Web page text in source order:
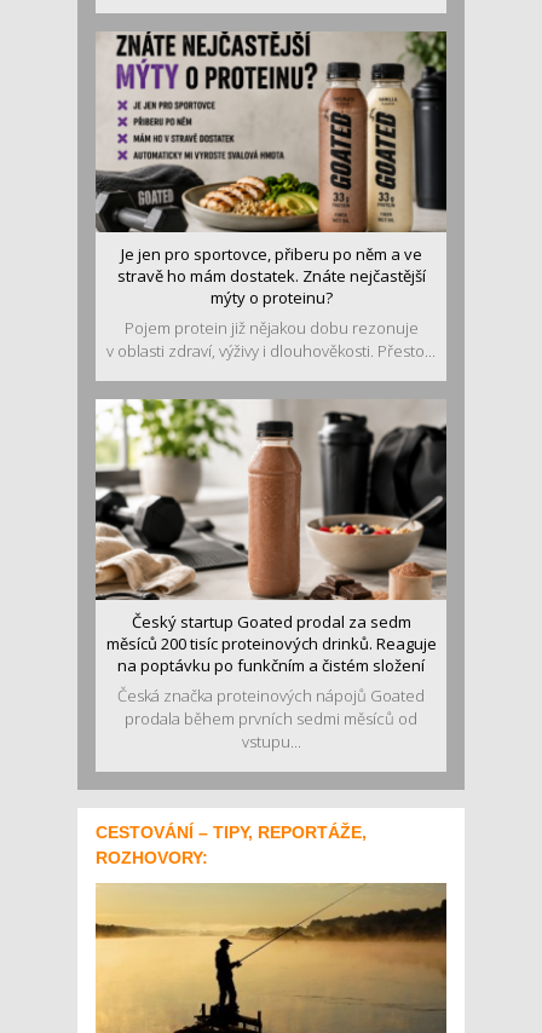
Je jen pro sportovce, přiberu po něm a ve
stravě ho mám dostatek. Znáte nejčastější
mýty o proteinu?
Pojem protein již nějakou dobu rezonuje
v oblasti zdraví, výživy i dlouhověkosti. Přesto...
Český startup Goated prodal za sedm
měsíců 200 tisíc proteinových drinků. Reaguje
na poptávku po funkčním a čistém složení
Česká značka proteinových nápojů Goated
prodala během prvních sedmi měsíců od
vstupu...
CESTOVÁNÍ – TIPY, REPORTÁŽE,
ROZHOVORY: